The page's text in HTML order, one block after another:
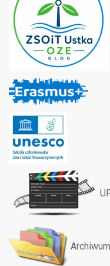
Archiwum